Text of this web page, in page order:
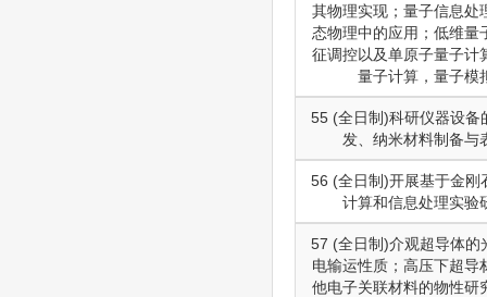
其物理实现；量子信息处
态物理中的应用；低维量
征调控以及单原子量子计
量子计算，量子模
55 (全日制)科研仪器设备
发、纳米材料制备与
56 (全日制)开展基于金刚
计算和信息处理实验
57 (全日制)介观超导体的
电输运性质；高压下超导
他电子关联材料的物性研